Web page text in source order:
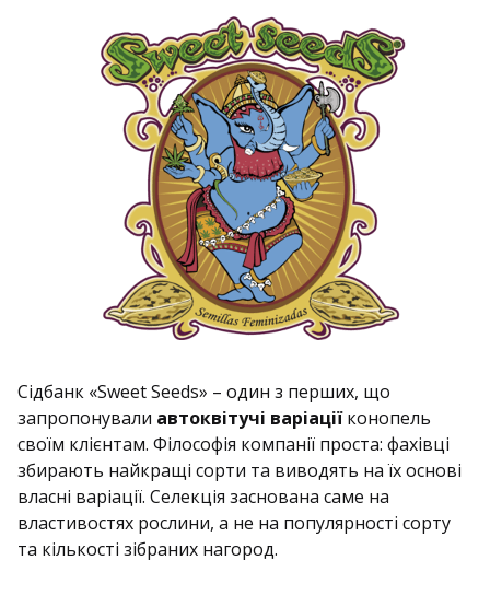
Сідбанк «Sweet Seeds» – один з перших, що
запропонували автоквітучі варіаціїконопель
своїм клієнтам. Філософія компанії проста: фахівці
збирають найкращі сорти та виводять на їх основі
власні варіації. Селекція заснована саме на
властивостях рослини, а не на популярності сорту
та кількості зібраних нагород.